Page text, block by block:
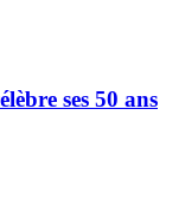
ses 50 ans